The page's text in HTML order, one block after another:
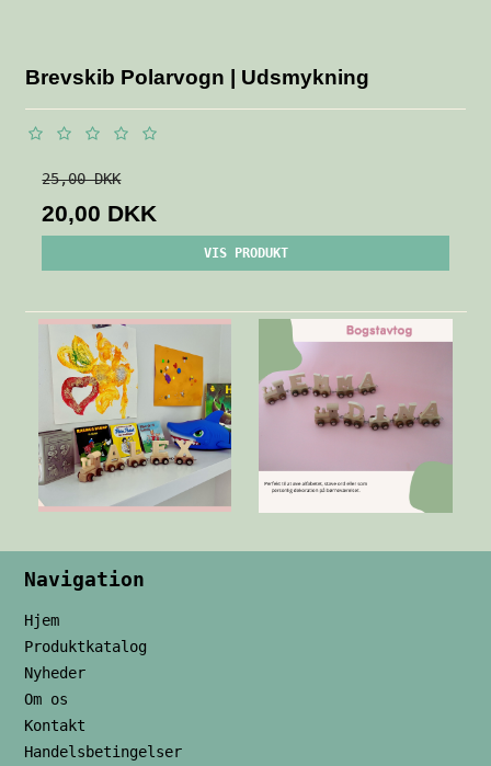
Brevskib Polarvogn | Udsmykning
25,00 DKK
20,00 DKK
VIS PRODUKT
Navigation
Hjem
Produktkatalog
Nyheder
Om os
Kontakt
Handelsbetingelser